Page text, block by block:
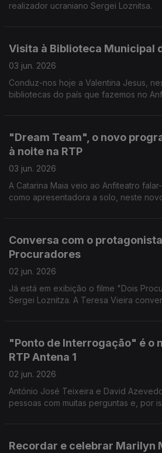
realizador ucraniano Sergei Loznitsa.
Visita à Biblioteca Municipal
03 jun. 2026
Conduz-nos hoje a Valentina Jesus,
bibliotecas do país que fazemos no
"Dream Team", o novo
à noite na RTP
03 jun. 2026
A Catarina Maia veio ao Anfiteatro
como apresentadora a solo, neste
Conversa com o
Procuradores
02 jun. 2026
Já está em exibição o filme "Dois
Sergei Loznitza. A Teresa Vieira
"Ponto de Interrogação" é o
RTP Antena 1
02 jun. 2026
António José Teixeira e David
pessoas com muitas perguntas e, por
Recordar e celebrar Marilyn